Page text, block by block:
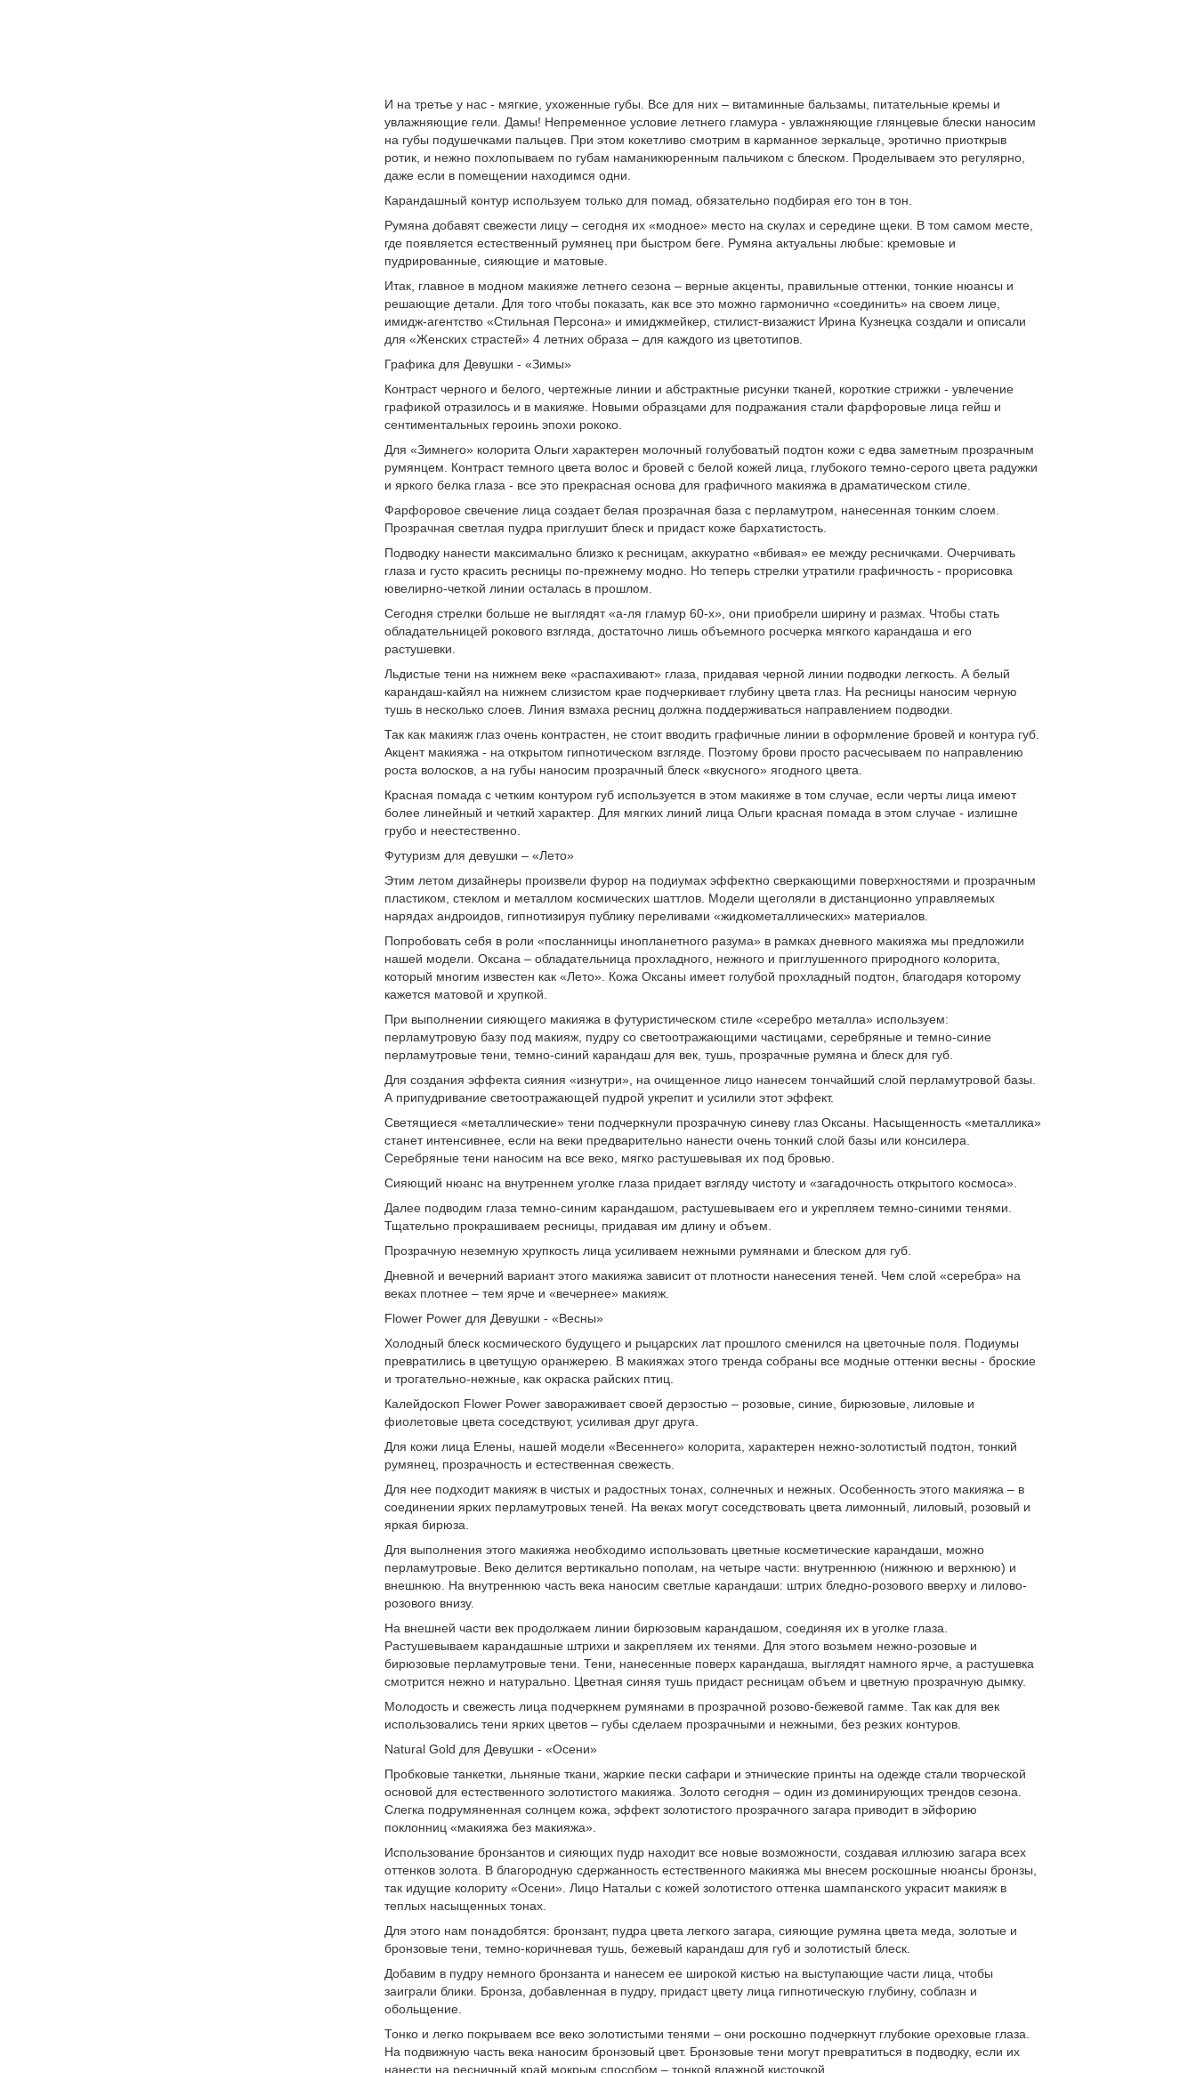
И на третье у нас - мягкие, ухоженные губы. Все для них – витаминные бальзамы, питательные кремы и
увлажняющие гели. Дамы! Непременное условие летнего гламура - увлажняющие глянцевые блески наносим
на губы подушечками пальцев. При этом кокетливо смотрим в карманное зеркальце, эротично приоткрыв
ротик, и нежно похлопываем по губам наманикюренным пальчиком с блеском. Проделываем это регулярно,
даже если в помещении находимся одни.
Карандашный контур используем только для помад, обязательно подбирая его тон в тон.
Румяна добавят свежести лицу – сегодня их «модное» место на скулах и середине щеки. В том самом месте,
где появляется естественный румянец при быстром беге. Румяна актуальны любые: кремовые и
пудрированные, сияющие и матовые.
Итак, главное в модном макияже летнего сезона – верные акценты, правильные оттенки, тонкие нюансы и
решающие детали. Для того чтобы показать, как все это можно гармонично «соединить» на своем лице,
имидж-агентство «Стильная Персона» и имиджмейкер, стилист-визажист Ирина Кузнецка создали и описали
для «Женских страстей» 4 летних образа – для каждого из цветотипов.
Графика для Девушки - «Зимы»
Контраст черного и белого, чертежные линии и абстрактные рисунки тканей, короткие стрижки - увлечение
графикой отразилось и в макияже. Новыми образцами для подражания стали фарфоровые лица гейш и
сентиментальных героинь эпохи рококо.
Для «Зимнего» колорита Ольги характерен молочный голубоватый подтон кожи с едва заметным прозрачным
румянцем. Контраст темного цвета волос и бровей с белой кожей лица, глубокого темно-серого цвета радужки
и яркого белка глаза - все это прекрасная основа для графичного макияжа в драматическом стиле.
Фарфоровое свечение лица создает белая прозрачная база с перламутром, нанесенная тонким слоем.
Прозрачная светлая пудра приглушит блеск и придаст коже бархатистость.
Подводку нанести максимально близко к ресницам, аккуратно «вбивая» ее между ресничками. Очерчивать
глаза и густо красить ресницы по-прежнему модно. Но теперь стрелки утратили графичность - прорисовка
ювелирно-четкой линии осталась в прошлом.
Сегодня стрелки больше не выглядят «а-ля гламур 60-х», они приобрели ширину и размах. Чтобы стать
обладательницей рокового взгляда, достаточно лишь объемного росчерка мягкого карандаша и его
растушевки.
Льдистые тени на нижнем веке «распахивают» глаза, придавая черной линии подводки легкость. А белый
карандаш-кайял на нижнем слизистом крае подчеркивает глубину цвета глаз. На ресницы наносим черную
тушь в несколько слоев. Линия взмаха ресниц должна поддерживаться направлением подводки.
Так как макияж глаз очень контрастен, не стоит вводить графичные линии в оформление бровей и контура губ.
Акцент макияжа - на открытом гипнотическом взгляде. Поэтому брови просто расчесываем по направлению
роста волосков, а на губы наносим прозрачный блеск «вкусного» ягодного цвета.
Красная помада с четким контуром губ используется в этом макияже в том случае, если черты лица имеют
более линейный и четкий характер. Для мягких линий лица Ольги красная помада в этом случае - излишне
грубо и неестественно.
Футуризм для девушки – «Лето»
Этим летом дизайнеры произвели фурор на подиумах эффектно сверкающими поверхностями и прозрачным
пластиком, стеклом и металлом космических шаттлов. Модели щеголяли в дистанционно управляемых
нарядах андроидов, гипнотизируя публику переливами «жидкометаллических» материалов.
Попробовать себя в роли «посланницы инопланетного разума» в рамках дневного макияжа мы предложили
нашей модели. Оксана – обладательница прохладного, нежного и приглушенного природного колорита,
который многим известен как «Лето». Кожа Оксаны имеет голубой прохладный подтон, благодаря которому
кажется матовой и хрупкой.
При выполнении сияющего макияжа в футуристическом стиле «серебро металла» используем:
перламутровую базу под макияж, пудру со светоотражающими частицами, серебряные и темно-синие
перламутровые тени, темно-синий карандаш для век, тушь, прозрачные румяна и блеск для губ.
Для создания эффекта сияния «изнутри», на очищенное лицо нанесем тончайший слой перламутровой базы.
А припудривание светоотражающей пудрой укрепит и усилили этот эффект.
Светящиеся «металлические» тени подчеркнули прозрачную синеву глаз Оксаны. Насыщенность «металлика»
станет интенсивнее, если на веки предварительно нанести очень тонкий слой базы или консилера.
Серебряные тени наносим на все веко, мягко растушевывая их под бровью.
Сияющий нюанс на внутреннем уголке глаза придает взгляду чистоту и «загадочность открытого космоса».
Далее подводим глаза темно-синим карандашом, растушевываем его и укрепляем темно-синими тенями.
Тщательно прокрашиваем ресницы, придавая им длину и объем.
Прозрачную неземную хрупкость лица усиливаем нежными румянами и блеском для губ.
Дневной и вечерний вариант этого макияжа зависит от плотности нанесения теней. Чем слой «серебра» на
веках плотнее – тем ярче и «вечернее» макияж.
Flower Power для Девушки - «Весны»
Холодный блеск космического будущего и рыцарских лат прошлого сменился на цветочные поля. Подиумы
превратились в цветущую оранжерею. В макияжах этого тренда собраны все модные оттенки весны - броские
и трогательно-нежные, как окраска райских птиц.
Калейдоскоп Flower Power завораживает своей дерзостью – розовые, синие, бирюзовые, лиловые и
фиолетовые цвета соседствуют, усиливая друг друга.
Для кожи лица Елены, нашей модели «Весеннего» колорита, характерен нежно-золотистый подтон, тонкий
румянец, прозрачность и естественная свежесть.
Для нее подходит макияж в чистых и радостных тонах, солнечных и нежных. Особенность этого макияжа – в
соединении ярких перламутровых теней. На веках могут соседствовать цвета лимонный, лиловый, розовый и
яркая бирюза.
Для выполнения этого макияжа необходимо использовать цветные косметические карандаши, можно
перламутровые. Веко делится вертикально пополам, на четыре части: внутреннюю (нижнюю и верхнюю) и
внешнюю. На внутреннюю часть века наносим светлые карандаши: штрих бледно-розового вверху и лилово-
розового внизу.
На внешней части век продолжаем линии бирюзовым карандашом, соединяя их в уголке глаза.
Растушевываем карандашные штрихи и закрепляем их тенями. Для этого возьмем нежно-розовые и
бирюзовые перламутровые тени. Тени, нанесенные поверх карандаша, выглядят намного ярче, а растушевка
смотрится нежно и натурально. Цветная синяя тушь придаст ресницам объем и цветную прозрачную дымку.
Молодость и свежесть лица подчеркнем румянами в прозрачной розово-бежевой гамме. Так как для век
использовались тени ярких цветов – губы сделаем прозрачными и нежными, без резких контуров.
Natural Gold для Девушки - «Осени»
Пробковые танкетки, льняные ткани, жаркие пески сафари и этнические принты на одежде стали творческой
основой для естественного золотистого макияжа. Золото сегодня – один из доминирующих трендов сезона.
Слегка подрумяненная солнцем кожа, эффект золотистого прозрачного загара приводит в эйфорию
поклонниц «макияжа без макияжа».
Использование бронзантов и сияющих пудр находит все новые возможности, создавая иллюзию загара всех
оттенков золота. В благородную сдержанность естественного макияжа мы внесем роскошные нюансы бронзы,
так идущие колориту «Осени». Лицо Натальи с кожей золотистого оттенка шампанского украсит макияж в
теплых насыщенных тонах.
Для этого нам понадобятся: бронзант, пудра цвета легкого загара, сияющие румяна цвета меда, золотые и
бронзовые тени, темно-коричневая тушь, бежевый карандаш для губ и золотистый блеск.
Добавим в пудру немного бронзанта и нанесем ее широкой кистью на выступающие части лица, чтобы
заиграли блики. Бронза, добавленная в пудру, придаст цвету лица гипнотическую глубину, соблазн и
обольщение.
Тонко и легко покрываем все веко золотистыми тенями – они роскошно подчеркнут глубокие ореховые глаза.
На подвижную часть века наносим бронзовый цвет. Бронзовые тени могут превратиться в подводку, если их
нанести на ресничный край мокрым способом – тонкой влажной кисточкой.